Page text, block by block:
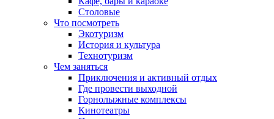
Столовые
Что посмотреть
Экотуризм
История и культура
Технотуризм
Чем заняться
Приключения и активный отдых
Где провести выходной
Горнолыжные комплексы
Кинотеатры